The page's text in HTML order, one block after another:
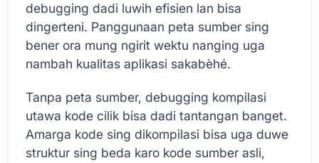
debugging dadi luwih efisien lan bisa
dingerteni. Panggunaan peta sumber sing
bener ora mung ngirit wektu nanging uga
nambah kualitas aplikasi sakabèhé.
Tanpa peta sumber, debugging kompilasi
utawa kode cilik bisa dadi tantangan banget.
Amarga kode sing dikompilasi bisa uga duwe
struktur sing beda karo kode sumber asli,